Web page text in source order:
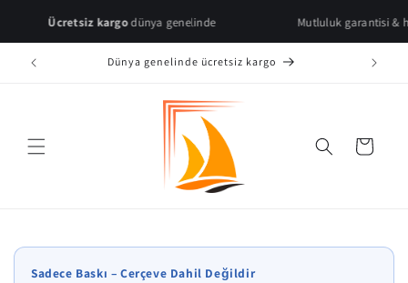
content
Ücretsiz kargodünya genelinde Mutluluk garantisi & hızlı
Dünya genelinde ücretsiz kargo
Cart
Sadece Baskı – Çerçeve Dahil Değildir